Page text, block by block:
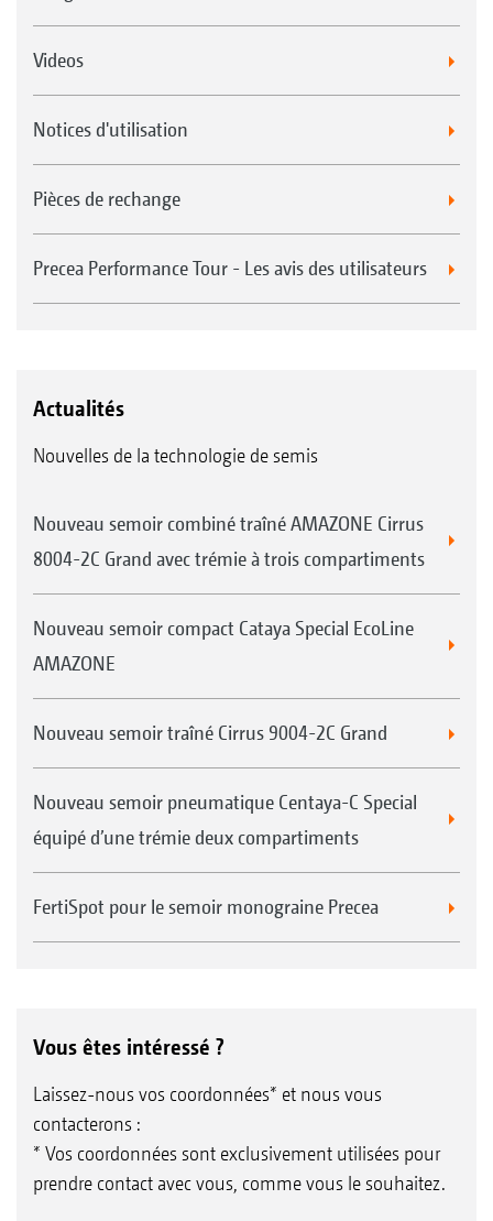
Videos
Notices d'utilisation
Pièces de rechange
Precea Performance Tour - Les avis des utilisateurs
Actualités
Nouvelles de la technologie de semis
Nouveau semoir combiné traîné AMAZONE Cirrus
8004-2C Grand avec trémie à trois compartiments
Nouveau semoir compact Cataya Special EcoLine
AMAZONE
Nouveau semoir traîné Cirrus 9004-2C Grand
Nouveau semoir pneumatique Centaya-C Special
équipé d’une trémie deux compartiments
FertiSpot pour le semoir monograine Precea
Vous êtes intéressé ?
Laissez-nous vos coordonnées* et nous vous
contacterons :
* Vos coordonnées sont exclusivement utilisées pour
prendre contact avec vous, comme vous le souhaitez.